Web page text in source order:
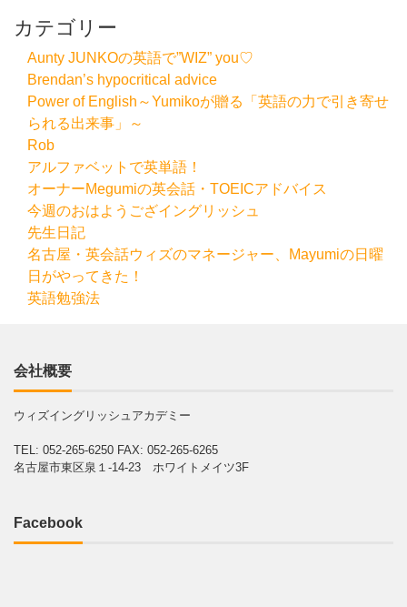
カテゴリー
Aunty JUNKOの英語で”WIZ” you♡
Brendan’s hypocritical advice
Power of English～Yumikoが贈る「英語の力で引き寄せ
られる出来事」～
Rob
アルファベットで英単語！
オーナーMegumiの英会話・TOEICアドバイス
今週のおはようござイングリッシュ
先生日記
名古屋・英会話ウィズのマネージャー、Mayumiの日曜
日がやってきた！
英語勉強法
会社概要
ウィズイングリッシュアカデミー
TEL: 052-265-6250 FAX: 052-265-6265
名古屋市東区泉１-14-23 ホワイトメイツ3F
Facebook